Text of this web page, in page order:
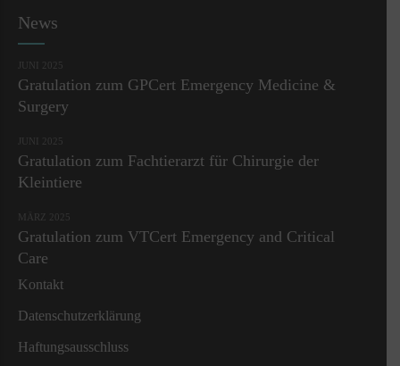
News
JUNI 2025
Gratulation zum GPCert Emergency Medicine &
Surgery
JUNI 2025
Gratulation zum Fachtierarzt für Chirurgie der
Kleintiere
MÄRZ 2025
Gratulation zum VTCert Emergency and Critical
Care
Kontakt
Datenschutzerklärung
Haftungsausschluss